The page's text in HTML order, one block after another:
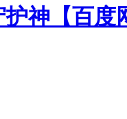
神【百度